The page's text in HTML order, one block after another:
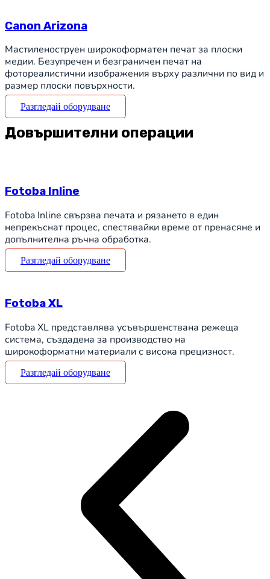
Canon Arizona
Mастиленоструен широкоформатен печат за плоски
медии. Безупречен и безграничен печат на
фотореалистични изображения върху различни по вид и
размер плоски повърхности.
Разгледай оборудване
Довършителни операции
Fotoba Inline
Fotoba Inline свързва печата и рязането в един
непрекъснат процес, спестявайки време от пренасяне и
допълнителна ръчна обработка.
Разгледай оборудване
Fotoba XL
Fotoba XL представлява усъвършенствана режеща
система, създадена за производство на
широкоформатни материали с висока прецизност.
Разгледай оборудване